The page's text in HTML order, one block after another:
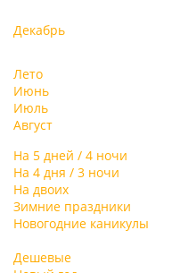
только с
Декабрь
Лето
Июнь
Июль
Август
На 5 дней / 4 ночи
На 4 дня / 3 ночи
На двоих
Зимние праздники
Новогодние каникулы
Дешевые